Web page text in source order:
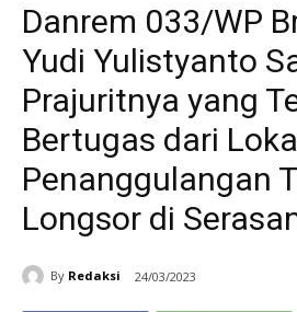
Danrem 033/WP
Yudi Yulistyanto
Prajuritnya yang
Bertugas dari
Penanggulangan
Longsor di
By Redaksi 24/03/2023